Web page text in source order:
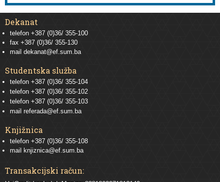
Dekanat
telefon +387 (0)36/ 355-100
fax +387 (0)36/ 355-130
mail dekanat@ef.sum.ba
Studentska služba
telefon +387 (0)36/ 355-104
telefon +387 (0)36/ 355-102
telefon +387 (0)36/ 355-103
mail referada@ef.sum.ba
Knjižnica
telefon +387 (0)36/ 355-108
mail
knjiznica@ef.sum.ba
Transakcijski račun: